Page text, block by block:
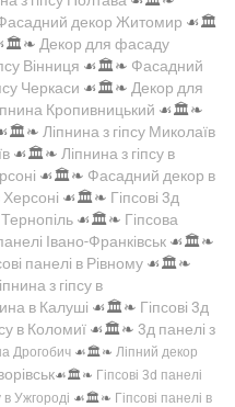
декор Житомир ☙🏛️
Декор для фасаду
Вінниця ☙🏛️❧ Фасадний
Черкаси ☙🏛️❧ Декор для
Кропивницький ☙🏛️❧
Ліпнина з гіпсу Миколаїв
☙🏛️❧ Ліпнина з гіпсу в
☙🏛️❧ Фасадний декор в
☙🏛️❧ Гіпсові 3д
Тернопіль ☙🏛️❧ Гіпсова
Івано-Франківськ ☙🏛️❧
панелі в Рівному ☙🏛️❧
з гіпсу в
в Калуші ☙🏛️❧ Гіпсові 3д
в Коломиї ☙🏛️❧ 3д панелі з
Дрогобич ☙🏛️❧ Ліпний декор
☙🏛️❧ Гіпсові 3d панелі
в Ужгороді ☙🏛️❧ Гіпсові панелі в